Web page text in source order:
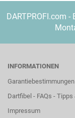
DARTPROFI.com
INFORMATIONEN
Garantiebestimmungen
Dartfibel - FAQs -
Impressum